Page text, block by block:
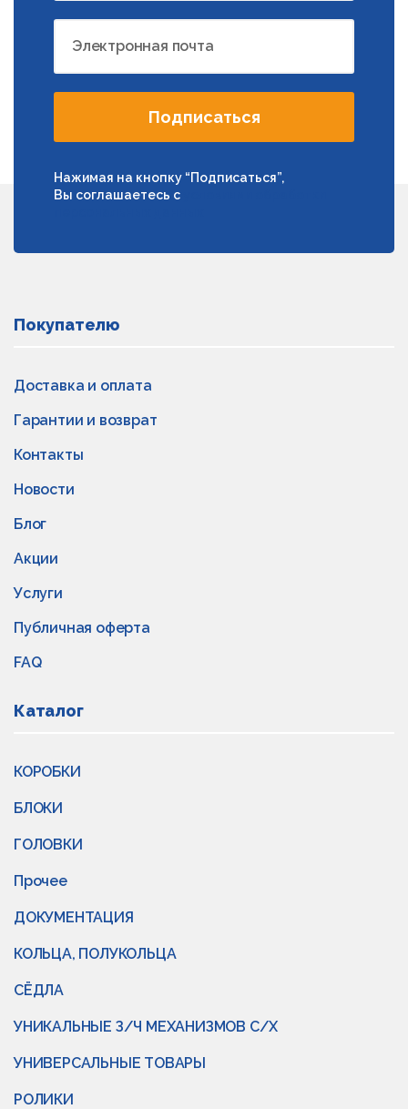
Электронная почта
Подписаться
Нажимая на кнопку “Подписаться”,
Вы соглашаетесь с
Покупателю
Доставка и оплата
Гарантии и возврат
Контакты
Новости
Блог
Акции
Услуги
Публичная оферта
FAQ
Каталог
КОРОБКИ
БЛОКИ
ГОЛОВКИ
Прочее
ДОКУМЕНТАЦИЯ
КОЛЬЦА, ПОЛУКОЛЬЦА
СЁДЛА
УНИКАЛЬНЫЕ З/Ч МЕХАНИЗМОВ С/Х
УНИВЕРСАЛЬНЫЕ ТОВАРЫ
РОЛИКИ